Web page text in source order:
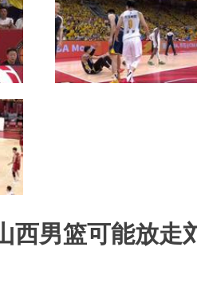
西男篮可能放走